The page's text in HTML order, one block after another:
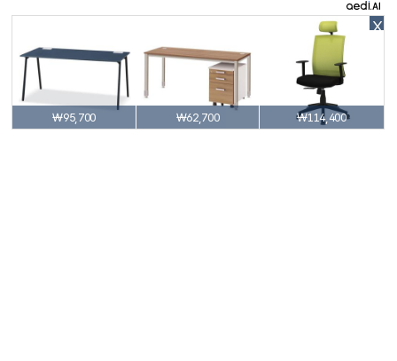
X
₩95,700 ₩62,700 ₩114,400